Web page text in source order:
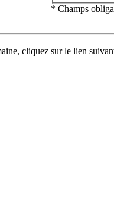
* Champs
cliquez sur le lien